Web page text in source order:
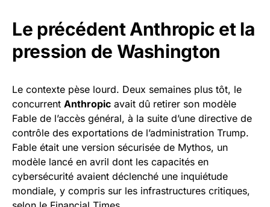
Le précédent Anthropic et la
pression de Washington
Le contexte pèse lourd. Deux semaines plus tôt, le
concurrent Anthropic avait dû retirer son modèle
Fable de l’accès général, à la suite d’une directive de
contrôle des exportations de l’administration Trump.
Fable était une version sécurisée de Mythos, un
modèle lancé en avril dont les capacités en
cybersécurité avaient déclenché une inquiétude
mondiale, y compris sur les infrastructures critiques,